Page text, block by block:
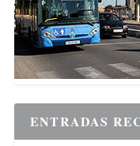
ENTRADAS